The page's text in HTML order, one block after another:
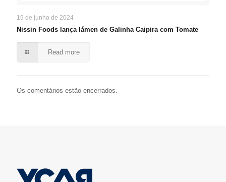
19 de junho de 2024
Nissin Foods lança lámen de Galinha Caipira com Tomate
Read more
Os comentários estão encerrados.